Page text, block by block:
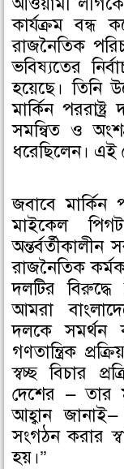
কার্যক্রম বন্ধ
রাজনৈতিক
ভবিষ্যতের
হয়েছে। তিনি
মার্কিন
সমন্বিত ও
ধরেছিলেন। এই
জবাবে মার্কিন
মাইকেল
রাজনৈতিক
দলটির
আমরা
দলকে সমর্থন
গণতান্ত্রিক
স্বচ্ছ বিচার
দেশের — তার
আহ্বান
সংগঠন করার
হয়।”